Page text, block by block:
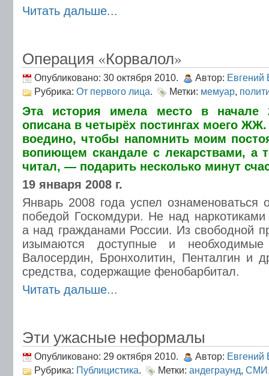
Читать дальше...
Операция «Корвалол»
Опубликовано: 30 октября 2010. Автор: Евгений
Рубрика: От первого лица. Метки: мемуар,
Эта история имела место в
описана в четырёх постингах моего
воедино, чтобы напомнить моим
вопиющем скандале с лекарствами,
читал, — подарить несколько минут
19 января 2008 г.
Январь 2008 года успел ознаменоваться
победой Госкомдури. Не над
а над гражданами России. Из свободной
изымаются доступные и
Валосердин, Бронхолитин, Пенталгин и
средства, содержащие фенобарбитал.
Читать дальше...
Эти ужасные неформалы
Опубликовано: 29 октября 2010. Автор: Евгений
Рубрика: Публицистика. Метки: андеграунд, СМИ